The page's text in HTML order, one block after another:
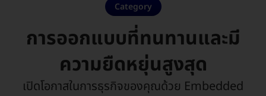
Category
การออกแบบที่ทนทานและมี
ความยืดหยุ่นสูงสุด​
เปิดโอกาสในการธุรกิจของคุณด้วย Embedded